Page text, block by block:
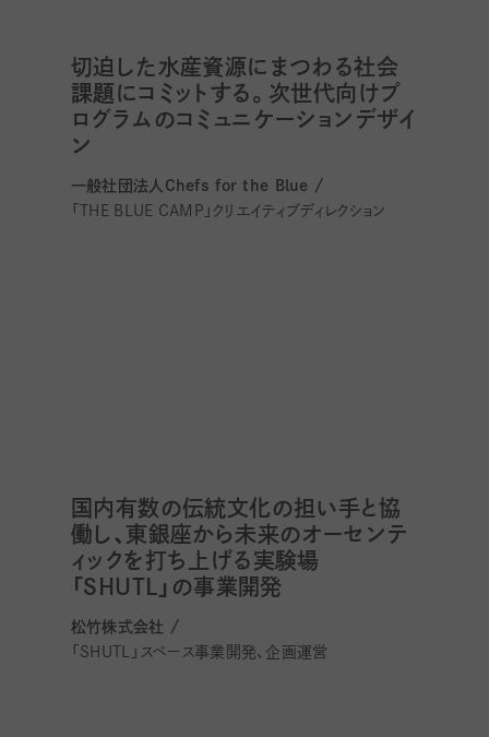
切迫した水産資源にまつわる社会
課題にコミットする。次世代向けプ
ログラムのコミュニケーションデザイ
ン
一般社団法人Chefs for the Blue /
「THE BLUE CAMP」クリエイティブディレクション
国内有数の伝統文化の担い手と協
働し、東銀座から未来のオーセンテ
ィックを打ち上げる実験場
「SHUTL」の事業開発
松竹株式会社 /
「SHUTL」スペース事業開発、企画運営